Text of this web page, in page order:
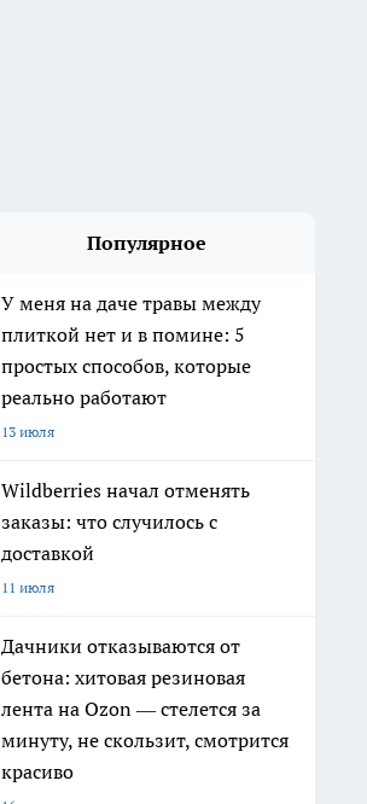
Популярное
У меня на даче травы между
плиткой нет и в помине: 5
простых способов, которые
реально работают
13 июля
Wildberries начал отменять
заказы: что случилось с
доставкой
11 июля
Дачники отказываются от
бетона: хитовая резиновая
лента на Ozon — стелется за
минуту, не скользит, смотрится
красиво